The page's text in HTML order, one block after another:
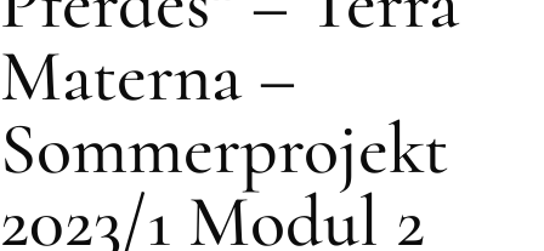
Materna –
Sommerprojekt
2023/1 Modul 2